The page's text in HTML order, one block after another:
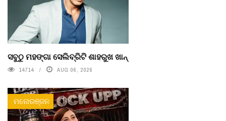
ସବୁଠୁ ମହଙ୍ଗା ସେଲିବ୍ରିଟି ଶାହରୁଖ ଖାନ୍
14714 AUG 06, 2026
ମନୋରଞ୍ଜନ